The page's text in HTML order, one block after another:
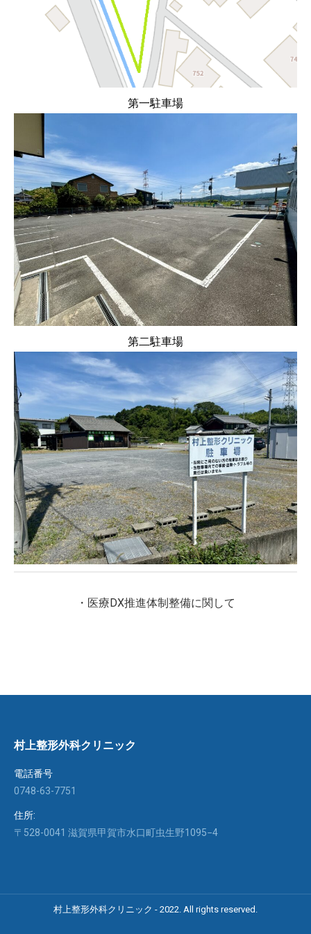
第一駐車場
第二駐車場
・医療DX推進体制整備に関して
村上整形外科クリニック
電話番号
0748-63-7751
住所:
〒528-0041 滋賀県甲賀市水口町虫生野1095−4
村上整形外科クリニック - 2022. All rights reserved.